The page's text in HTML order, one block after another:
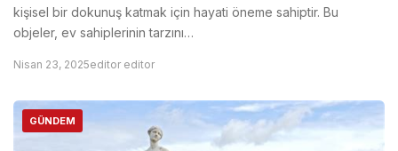
kişisel bir dokunuş katmak için hayati öneme sahiptir. Bu
objeler, ev sahiplerinin tarzını…
Nisan 23, 2025editor editor
GÜNDEM